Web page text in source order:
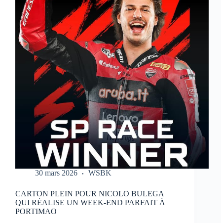
POSITION
POUR
LA
3ÈME
FOIS
CONSÉCUTIVE
AUX
HEURES
MOTOS
SUR
LE
CIRCUIT
BUGATTI
LE
MANS
30 mars 2026 WSBK
CARTON PLEIN POUR NICOLO BULEGA
QUI RÉALISE UN WEEK-END PARFAIT À
PORTIMAO